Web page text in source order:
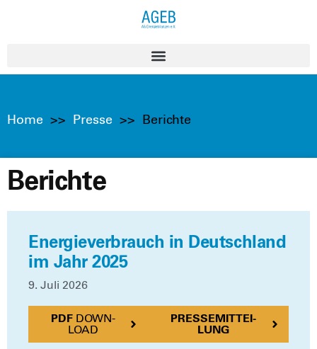
Home >> Presse >> Berichte
Berichte
Energieverbrauch in Deutschland
im Jahr 2025
9. Juli 2026
DOWN­
LOAD
PRES­SE­MIT­TEI­
LUNG